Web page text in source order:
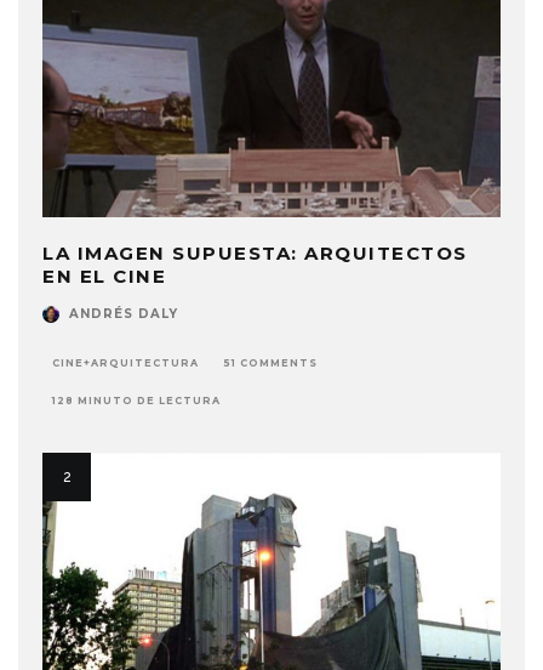
LA IMAGEN SUPUESTA: ARQUITECTOS
EN EL CINE
ANDRÉS DALY
CINE+ARQUITECTURA 51 COMMENTS
128 MINUTO DE LECTURA